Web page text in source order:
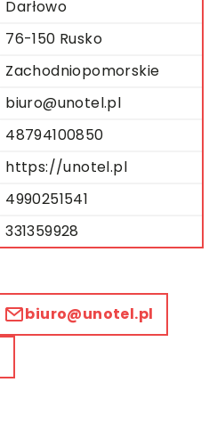
Darłowo
76-150 Rusko
Zachodniopomorskie
biuro@unotel.pl
48794100850
https://unotel.pl
4990251541
331359928
biuro@unotel.pl